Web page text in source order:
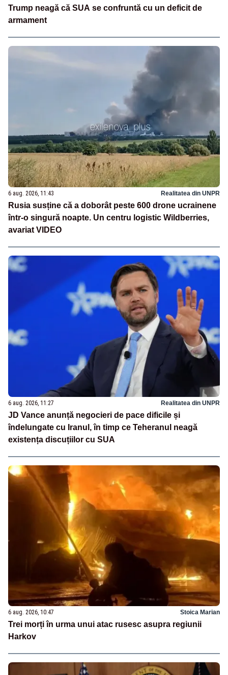
Trump neagă că SUA se confruntă cu un deficit de
armament
6 aug. 2026, 11:43 Realitatea din UNPR
Rusia susține că a doborât peste 600 drone ucrainene
într-o singură noapte. Un centru logistic Wildberries,
avariat VIDEO
6 aug. 2026, 11:27 Realitatea din UNPR
JD Vance anunță negocieri de pace dificile și
îndelungate cu Iranul, în timp ce Teheranul neagă
existența discuțiilor cu SUA
6 aug. 2026, 10:47 Stoica Marian
Trei morți în urma unui atac rusesc asupra regiunii
Harkov